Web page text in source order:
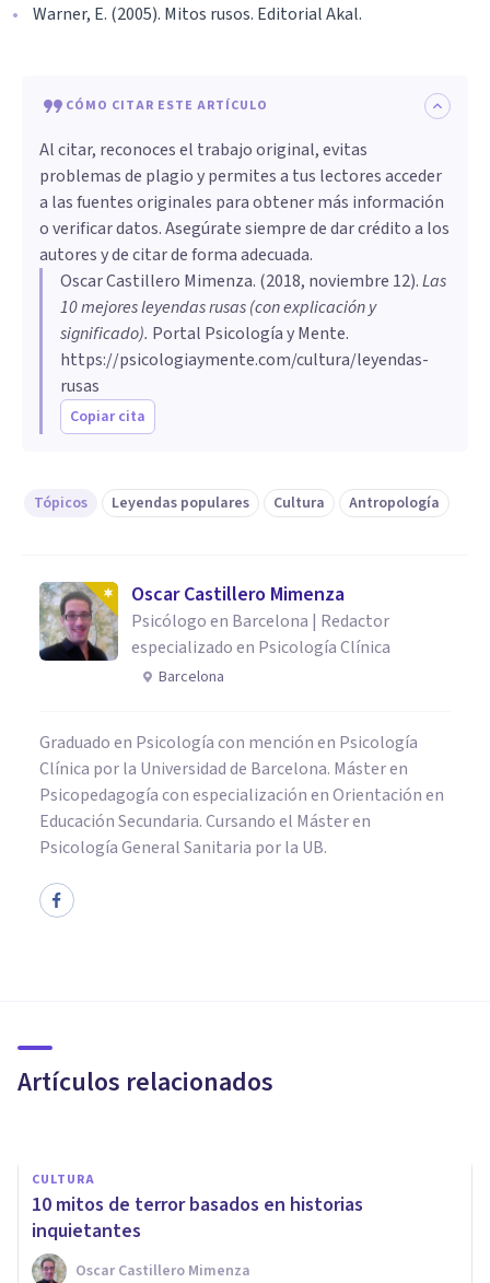
Warner, E. (2005). Mitos rusos. Editorial Akal.
CÓMO CITAR ESTE ARTÍCULO
Al citar, reconoces el trabajo original, evitas
problemas de plagio y permites a tus lectores acceder
a las fuentes originales para obtener más información
o verificar datos. Asegúrate siempre de dar crédito a los
autores y de citar de forma adecuada.
Oscar Castillero Mimenza. (2018, noviembre 12).Las
10 mejores leyendas rusas (con explicación y
significado). Portal Psicología y Mente.
https://psicologiaymente.com/cultura/leyendas-
rusas
Copiar cita
Tópicos Leyendas populares Cultura Antropología
Oscar Castillero Mimenza
Psicólogo en Barcelona | Redactor
especializado en Psicología Clínica
Barcelona
Graduado en Psicología con mención en Psicología
Clínica por la Universidad de Barcelona. Máster en
Psicopedagogía con especialización en Orientación en
Educación Secundaria. Cursando el Máster en
Psicología General Sanitaria por la UB.
Artículos relacionados
chinas (y su significado)
CULTURA
10 mitos de terror basados en historias
inquietantes
Oscar Castillero Mimenza